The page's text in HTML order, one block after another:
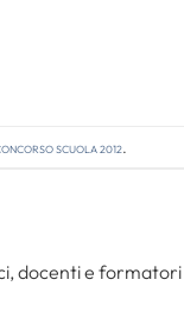
scuola 2012.
docenti e